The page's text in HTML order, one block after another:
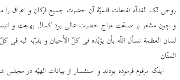
روحی لک الفدآء نفحات قلمیّۀ آن حضرت جمیع ارکان و اعراق را
و چون مشعر بر صحّت مزاج حضرت عالی بود کمال بهجت و
لسان العظمة نسأل اللّه بأن یؤیّده فی کلّ الأحیان و یقرّبه الیه فی
المنّان
اینکه مرقوم فرموده بودند و استفسار از بیانات الهیّه در